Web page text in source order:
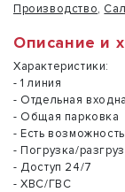
Производство,
Описание и
Характеристики:
- 1 линия
- Отдельная
- Общая парковка
- Есть
- Погрузка/
- Доступ 24/7
- ХВС/ГВС